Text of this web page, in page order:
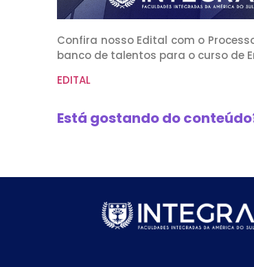
Confira nosso Edital com o
banco de talentos para o curso de
EDITAL
Está gostando do